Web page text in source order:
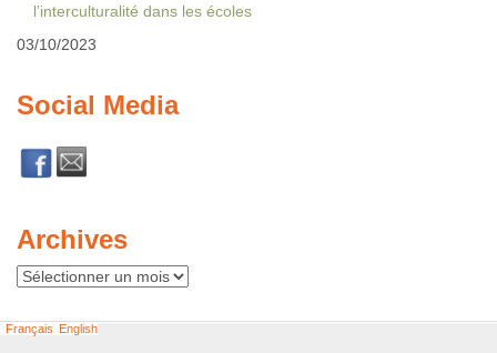
l’interculturalité dans les écoles
03/10/2023
Social Media
Archives
Archives
Français English